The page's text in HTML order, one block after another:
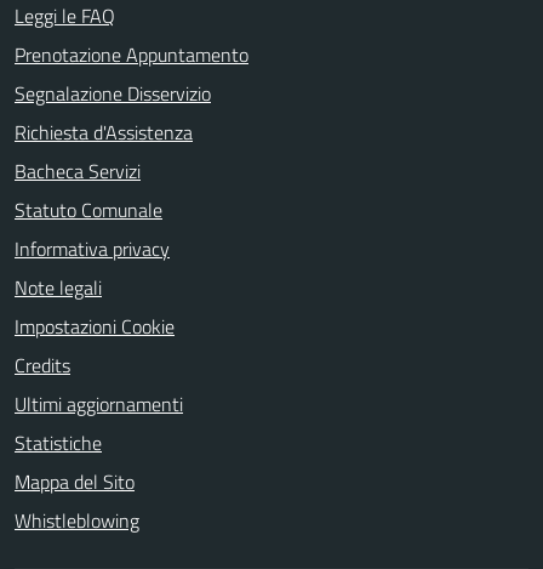
Leggi le FAQ
Prenotazione Appuntamento
Segnalazione Disservizio
Richiesta d'Assistenza
Bacheca Servizi
Statuto Comunale
Informativa privacy
Note legali
Impostazioni Cookie
Credits
Ultimi aggiornamenti
Statistiche
Mappa del Sito
Whistleblowing